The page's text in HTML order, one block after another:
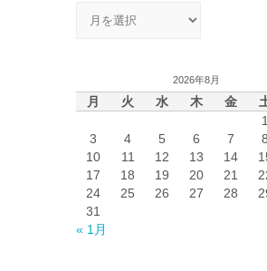
2026年8月
月 火 水 木 金
1
3
4 5 6 7 8
10
11 12 13 14
17
18 19 20 21
24
25 26 27 28
31
« 1月